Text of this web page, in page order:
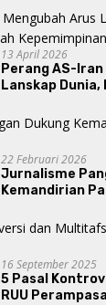
13 April 2026
Perang AS-
Lanskap Dunia,
Gibran?
22 Februari 2026
Jurnalisme
Kemandirian
16 September 2025
5 Pasal
RUU